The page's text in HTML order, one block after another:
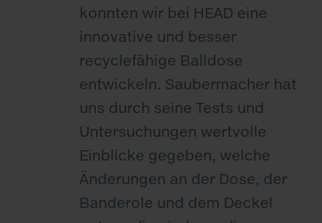
konnten wir bei HEAD eine
innovative und besser
recyclefähige Balldose
entwickeln. Saubermacher hat
uns durch seine Tests und
Untersuchungen wertvolle
Einblicke gegeben, welche
Änderungen an der Dose, der
Banderole und dem Deckel